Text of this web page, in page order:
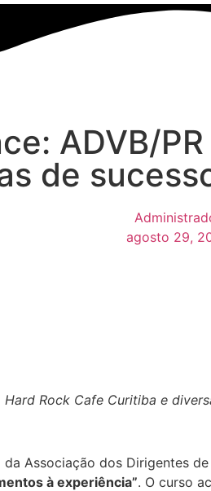
ADVB/
de
agosto 29,
Rock Cafe Curitiba e
Associação dos Dirigentes
à experiência”. O curso